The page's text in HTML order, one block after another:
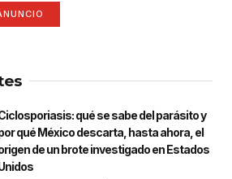
qué se sabe del parásito y
qué México descarta, hasta ahora, el
de un brote investigado en Estados